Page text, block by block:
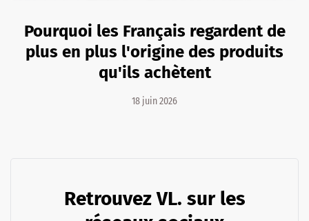
Pourquoi les Français regardent de
plus en plus l'origine des produits
qu'ils achètent
18 juin 2026
Retrouvez VL. sur les